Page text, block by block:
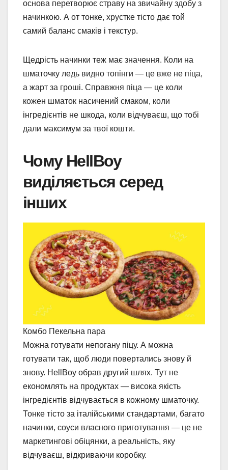
основа перетворює страву на звичайну здобу з
начинкою. А от тонке, хрустке тісто дає той
самий баланс смаків і текстур.
Щедрість начинки теж має значення. Коли на
шматочку ледь видно топінги — це вже не піца,
а жарт за гроші. Справжня піца — це коли
кожен шматок насичений смаком, коли
інгредієнтів не шкода, коли відчуваєш, що тобі
дали максимум за твої кошти.
Чому HellBoy
виділяється серед
інших
Комбо Пекельна пара
Можна готувати непогану піцу. А можна
готувати так, щоб люди повертались знову й
знову. HellBoy обрав другий шлях. Тут не
економлять на продуктах — висока якість
інгредієнтів відчувається в кожному шматочку.
Тонке тісто за італійськими стандартами, багато
начинки, соуси власного приготування — це не
маркетингові обіцянки, а реальність, яку
відчуваєш, відкриваючи коробку.